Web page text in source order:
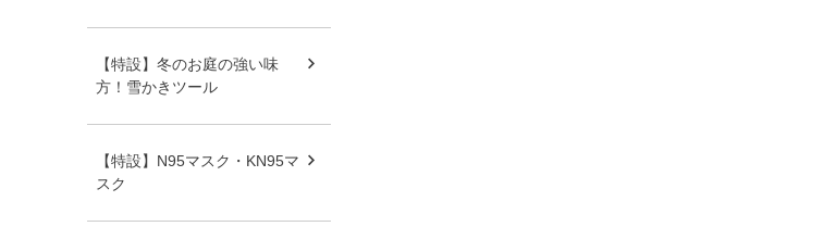
【特設】冬のお庭の強い味
方！雪かきツール
【特設】N95マスク・KN95マ
スク